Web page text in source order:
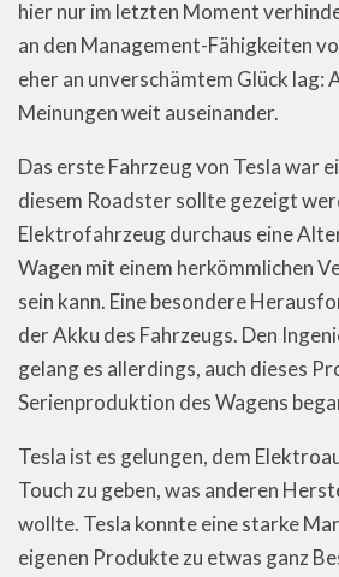
hier nur im letzten Moment
an den Management-Fähigkeiten
eher an unverschämtem Glück lag:
Meinungen weit auseinander.
Das erste Fahrzeug von Tesla war
diesem Roadster sollte gezeigt
Elektrofahrzeug durchaus eine
Wagen mit einem herkömmlichen
sein kann. Eine besondere
der Akku des Fahrzeugs. Den
gelang es allerdings, auch dieses
Serienproduktion des Wagens
Tesla ist es gelungen, dem
Touch zu geben, was anderen
wollte. Tesla konnte eine starke
eigenen Produkte zu etwas ganz